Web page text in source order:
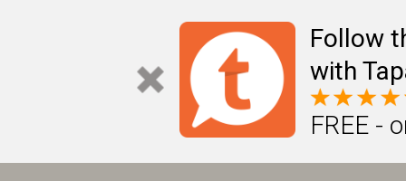
Follow
with
FREE -